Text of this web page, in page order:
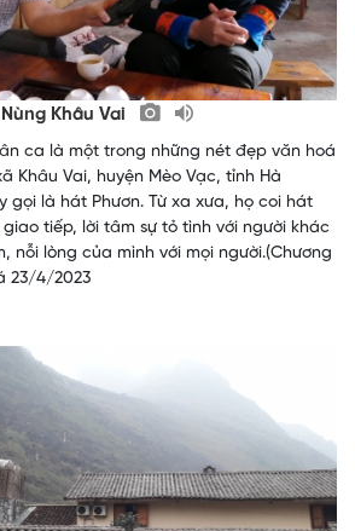
Khâu Vai
ca là một trong những nét đẹp văn hoá
Khâu Vai, huyện Mèo Vạc, tỉnh Hà
gọi là hát Phươn. Từ xa xưa, họ coi hát
tiếp, lời tâm sự tỏ tình với người khác
nỗi lòng của mình với mọi người.(Chương
23/4/2023